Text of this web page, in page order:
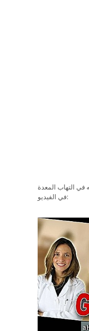
التهاب المعدة
في الفيديو: